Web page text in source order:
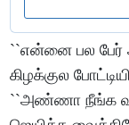
``என்னை பல பேர்
கிழக்குல
``அண்ணா நீங்க